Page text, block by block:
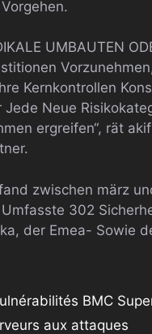
UMBAUTEN
Kernkontrollen
Neue
ergreifen“, rät
zwischen märz
302
der Emea- Sowie
BMC
aux attaques